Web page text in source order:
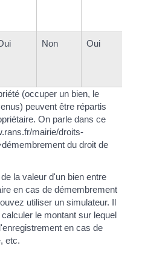
Non Oui
(occuper un bien, le
peuvent être répartis
On parle dans ce
mairie/droits-
du droit de
la valeur d'un bien entre
en cas de démembrement
utiliser un simulateur. Il
le montant sur lequel
en cas de
etc.